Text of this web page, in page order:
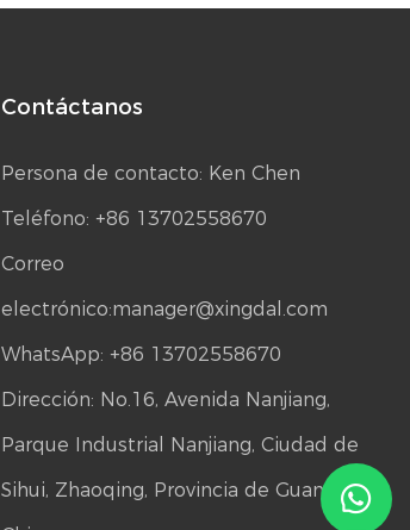
Contáctanos
Persona de contacto: Ken Chen
Teléfono: +86 13702558670
Correo
electrónico:manager@xingdal.com
WhatsApp: +86 13702558670
Dirección: No.16, Avenida Nanjiang,
Parque Industrial Nanjiang, Ciudad de
Sihui, Zhaoqing, Provincia de Guangdong,